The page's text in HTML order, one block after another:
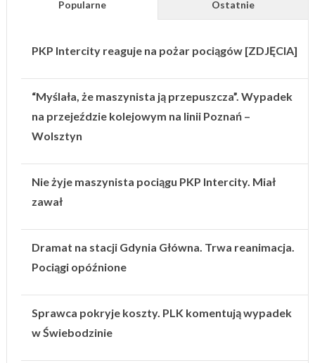
Popularne Ostatnie
PKP Intercity reaguje na pożar pociągów [ZDJĘCIA]
“Myślała, że maszynista ją przepuszcza”. Wypadek
na przejeździe kolejowym na linii Poznań –
Wolsztyn
Nie żyje maszynista pociągu PKP Intercity. Miał
zawał
Dramat na stacji Gdynia Główna. Trwa reanimacja.
Pociągi opóźnione
Sprawca pokryje koszty. PLK komentują wypadek
w Świebodzinie